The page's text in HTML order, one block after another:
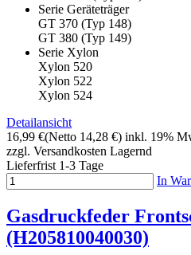
Serie Geräteträger
GT 370 (Typ 148)
GT 380 (Typ 149)
Serie Xylon
Xylon 520
Xylon 522
Xylon 524
Detailansicht
16,99 €(Netto 14,28 €) inkl. 19%
zzgl. Versandkosten Lagernd
Lieferfrist 1-3 Tage
In
Gasdruckfeder
(H205810040030)